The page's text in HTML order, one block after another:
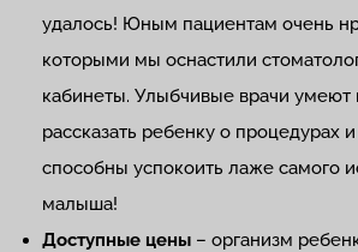
удалось! Юным пациентам очень
которыми мы оснастили
кабинеты. Улыбчивые врачи умеют
рассказать ребенку о процедурах
способны успокоить лаже самого
малыша!
Доступные цены – организм